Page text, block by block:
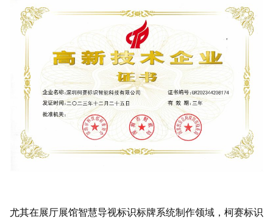
尤其在展厅展馆智慧导视标识标牌系统制作领域，柯赛标识